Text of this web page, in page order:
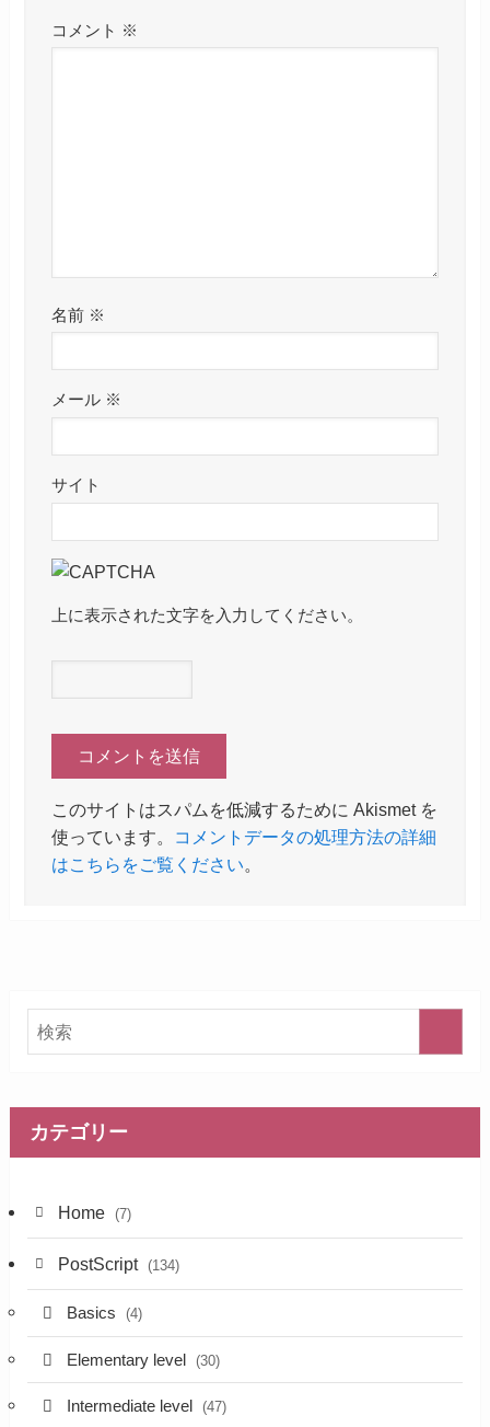
コメント ※
名前 ※
メール ※
サイト
上に表示された文字を入力してください。
このサイトはスパムを低減するために Akismet を
使っています。
コメントデータの処理方法の詳細
はこちらをご覧ください。
カテゴリー
Home (7)
PostScript (134)
Basics (4)
Elementary level (30)
Intermediate level (47)